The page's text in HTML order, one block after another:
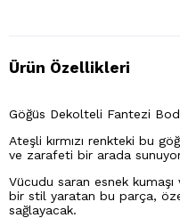
Ürün Özellikleri
Göğüs Dekolteli Fantezi
Ateşli kırmızı renkteki bu
ve zarafeti bir arada
Vücudu saran esnek
bir stil yaratan bu parça,
sağlayacak.